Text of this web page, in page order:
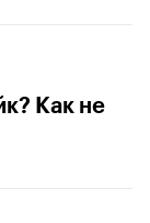
Как не